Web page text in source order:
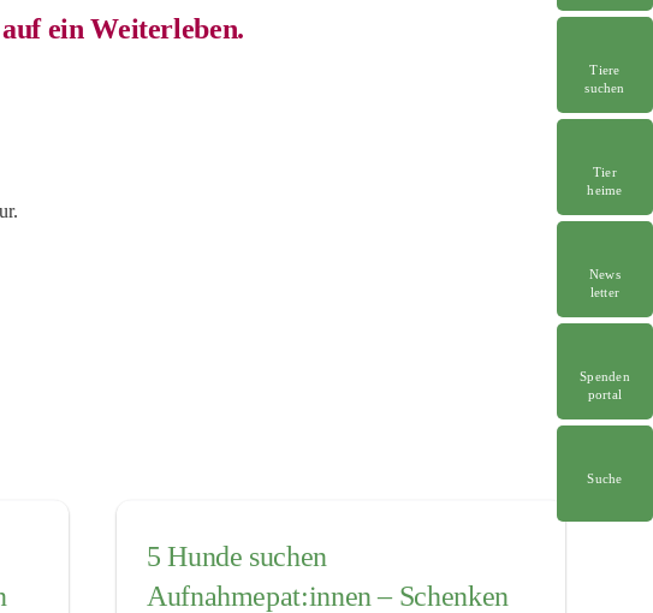
Tiere
suchen
Tier
heime
News
letter
Spenden
portal
Suche
ein Weiterleben.
5 Hunde suchen
Aufnahmepat:innen – Schenken